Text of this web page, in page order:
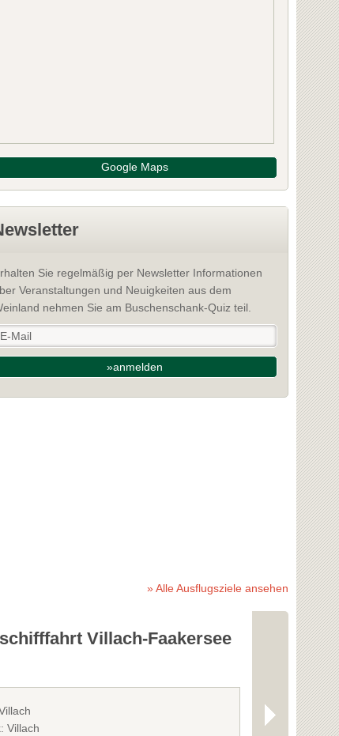
Google Maps
Sie regelmäßig per Newsletter Informationen
Veranstaltungen und Neuigkeiten aus dem
nehmen Sie am Buschenschank-Quiz teil.
»anmelden
» Alle Ausflugsziele ansehen
Villach-Faakersee
Villach
Reißeck
9815 Kolbnitz
Bezirk: Spittal